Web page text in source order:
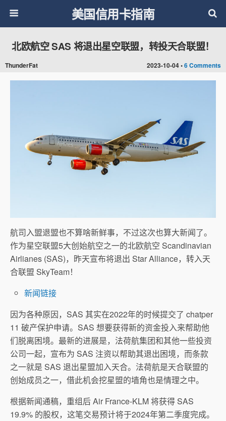
美国信用卡指南
2023-10-04 •6 Comments
北欧航空 SAS 将退出星空联盟，转投天合联盟！
ThunderFat
航司入盟退盟也不算啥新鲜事，不过这次也算大新闻了。
作为星空联盟5大创始航空之一的北欧航空 Scandinavian
Airlianes (SAS)，昨天宣布将退出 Star Alliance，转入天
合联盟 SkyTeam！
新闻链接
因为各种原因，SAS 其实在2022年的时候提交了 chatper
11 破产保护申请。SAS 想要获得新的资金投入来帮助他
们脱离困境。最新的进展是，法荷航集团和其他一些投资
公司一起，宣布为 SAS 注资以帮助其退出困境，而条款
之一就是 SAS 退出星盟加入天合。法荷航是天合联盟的
创始成员之一，借此机会挖星盟的墙角也是情理之中。
根据新闻通稿，重组后 Air France-KLM 将获得 SAS
19.9% 的股权，这笔交易预计将于2024年第二季度完成。